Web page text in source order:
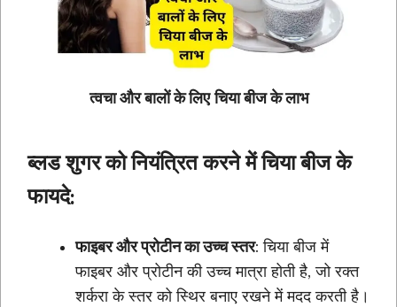
त्वचा और बालों के लिए चिया बीज के लाभ
ब्लड शुगर को नियंत्रित करने में चिया बीज के
फायदे:
फाइबर और प्रोटीन का उच्च स्तर: चिया बीज में
फाइबर और प्रोटीन की उच्च मात्रा होती है, जो रक्त
शर्करा के स्तर को स्थिर बनाए रखने में मदद करती है।